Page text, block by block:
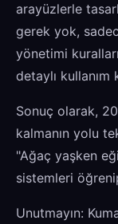
arayüzlerle
gerek yok,
yönetimi
detaylı kullanım
Sonuç olarak,
kalmanın yolu
"Ağaç yaşken
sistemleri
Unutmayın: